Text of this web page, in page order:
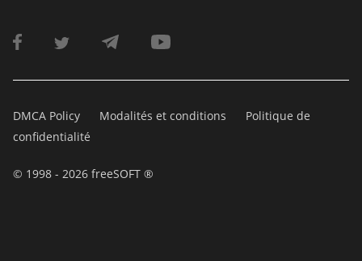
DMCA Policy Modalités et conditions
Politique de
confidentialité
© 1998 - 2026 freeSOFT ®